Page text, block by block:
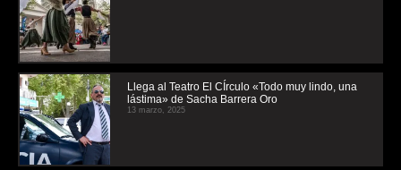
Llega al Teatro El CÍrculo «Todo muy lindo, una
lástima» de Sacha Barrera Oro
13 marzo, 2025